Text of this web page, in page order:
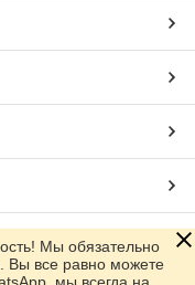
Мы обязательно
Вы все равно можете